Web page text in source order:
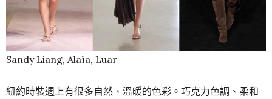
Sandy Liang, Alaïa, Luar
紐約時裝週 上有很多自然、溫暖的色彩。巧克力色調、柔和